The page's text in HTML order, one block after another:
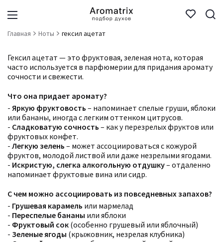
Главная Ноты гексил ацетат
Гексил ацетат — это фруктовая, зеленая нота, которая
часто используется в парфюмерии для придания аромату
сочности и свежести.
Что она придает аромату?
- Яркую фруктовость – напоминает спелые груши, яблоки
или бананы, иногда с легким оттенком цитрусов.
- Сладковатую сочность – как у перезрелых фруктов или
фруктовых конфет.
- Легкую зелень – может ассоциироваться с кожурой
фруктов, молодой листвой или даже незрелыми ягодами.
- Искристую, слегка алкогольную отдушку– отдаленно
напоминает фруктовые вина или сидр.
С чем можно ассоциировать из повседневных запахов?
- Грушевая карамель или мармелад
- Переспелые бананы или яблоки
- Фруктовый сок (особенно грушевый или яблочный)
- Зеленые ягоды (крыжовник, незрелая клубника)